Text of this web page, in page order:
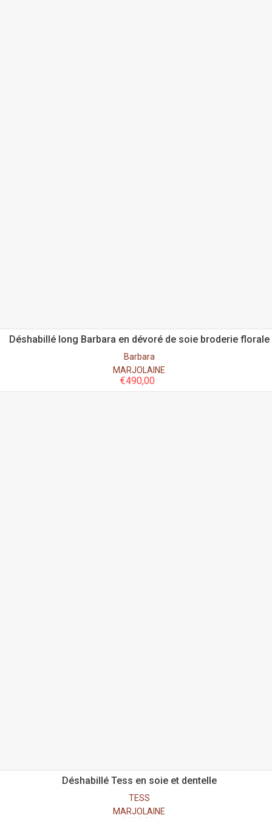
Déshabillé long Barbara en dévoré de soie broderie florale
Barbara
MARJOLAINE
€490,00
Déshabillé Tess en soie et dentelle
TESS
MARJOLAINE